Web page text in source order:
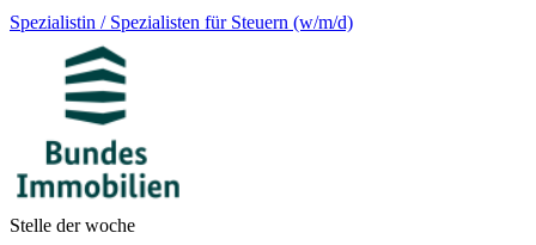
Spezialistin / Spezialisten für Steuern (w/m/d)
Stelle der woche